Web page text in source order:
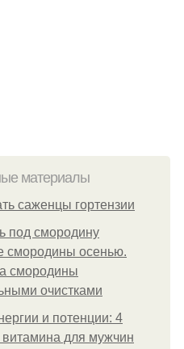
материалы
саженцы гортензии
под смородину
смородины осенью.
смородины
очистками
и потенции: 4
для мужчин